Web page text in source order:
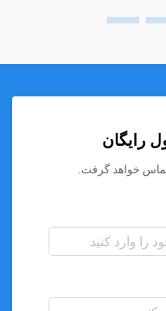
رایگان
تماس خواهد گرفت.